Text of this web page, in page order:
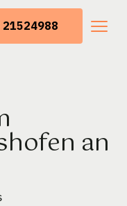
21524988
an